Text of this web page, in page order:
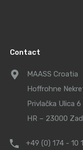
Contact
MAASS Croatia
Hoffrohne
Privlačka Ulica 6
HR – 23000
+49 (0) 174 - 10